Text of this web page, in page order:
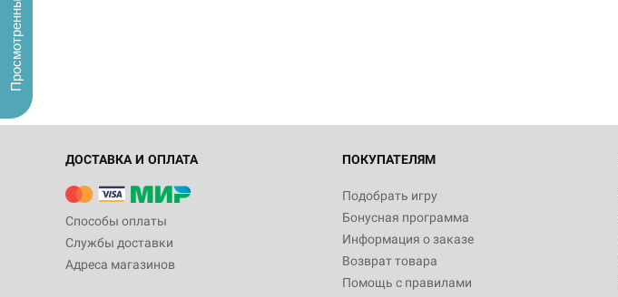
ДОСТАВКА И ОПЛАТА
Способы оплаты
Службы доставки
Адреса магазинов
ПОКУПАТЕЛЯМ
Подобрать игру
Бонусная программа
Информация о заказе
Возврат товара
Помощь с правилами
Просмотренные